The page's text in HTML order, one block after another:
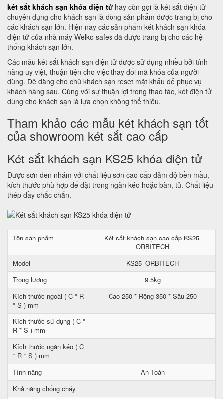
két sắt khách sạn khóa điện tử hay còn gọi là két sắt điện tử
chuyên dụng cho khách sạn là dòng sản phẩm được trang bị cho
các khách sạn lớn. Hiện nay các sản phẩm két khách sạn khóa
điện tử của nhà máy Welko safes đã được trang bị cho các hệ
thống khách sạn lớn.
Các mẫu két sắt khách sạn điện tử được sử dụng nhiều bởi tính
năng uy việt, thuận tiện cho việc thay đổi mã khóa của người
dùng. Dễ dàng cho chủ khách sạn reset mật khẩu để phục vụ
khách hàng sau. Cùng với sự thuận lợi trong thao tác, két điện tử
dùng cho khách sạn là lựa chọn không thể thiếu.
Tham khảo các mẫu két khách sạn tốt
của showroom két sắt cao cấp
Két sắt khách sạn KS25 khóa điện tử
Được sơn đen nhám với chất liệu sơn cao cấp đảm độ bền mầu,
kích thước phù hợp để đặt trong ngăn kéo hoặc bàn, tủ. Chất liệu
thép dầy chắc chắn.
Tên sản phẩm
Két sắt khách sạn cao cấp KS25-
ORBITECH
Model
KS25–ORBITECH
Trọng lượng
9.5kg
Kích thước ngoài ( C * R
* S ) mm
Cao 250 * Rộng 350 * Sâu 250
Kích thước sử dụng ( C *
R * S ) mm
Kích thước ngăn kéo ( C
* R * S ) mm
Tính năng
An Toàn
Khả năng chống cháy